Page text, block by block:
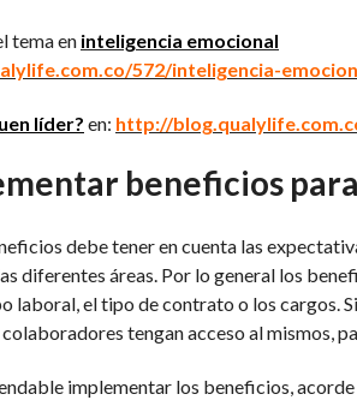
tema en inteligencia emocional
572/inteligencia-
líder? en: http://
beneficios
debe tener en cuenta las
diferentes áreas. Por lo general los
laboral, el tipo de contrato o los cargos.
tengan acceso al mismos,
implementar los beneficios,